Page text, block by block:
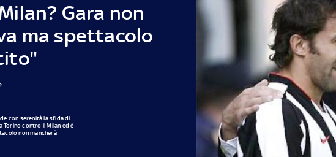
Gara non
ma spettacolo
con serenità la sfida di
Torino contro il Milan ed è
non mancherà